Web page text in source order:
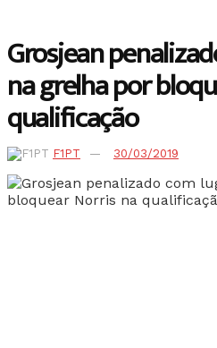
Grosjean
na grelha por
qualificação
F1PT 30/03/2019